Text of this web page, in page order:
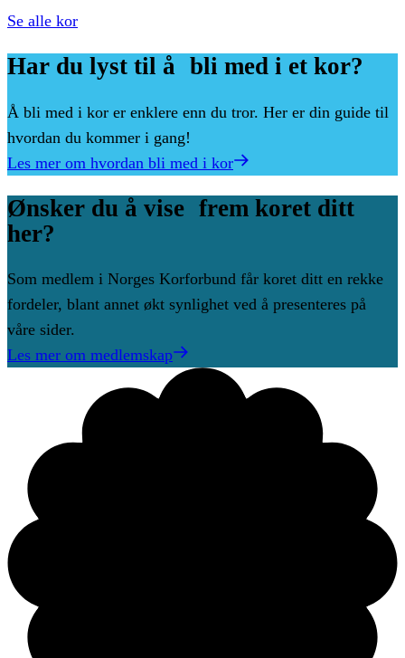
Se alle kor
Har du lyst til å bli med i et kor?
Å bli med i kor er enklere enn du tror. Her er din guide til
hvordan du kommer i gang!
Les mer om hvordan bli med i kor
Ønsker du å vise frem koret ditt
her?
Som medlem i Norges Korforbund får koret ditt en rekke
fordeler, blant annet økt synlighet ved å presenteres på
våre sider.
Les mer om medlemskap